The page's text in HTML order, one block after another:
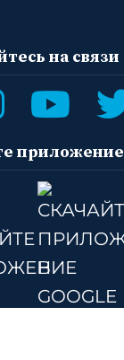
на связи
приложение